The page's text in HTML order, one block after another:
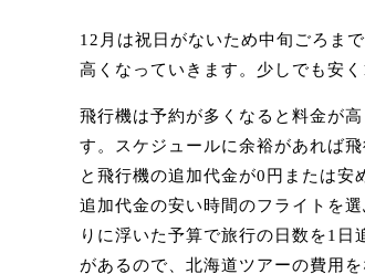
12月は祝日がないため中旬ごろま
高くなっていきます。少しでも安
飛行機は予約が多くなると料金が
す。スケジュールに余裕があれば
と飛行機の追加代金が0円または安
追加代金の安い時間のフライトを
りに浮いた予算で旅行の日数を1
があるので、北海道ツアーの費用